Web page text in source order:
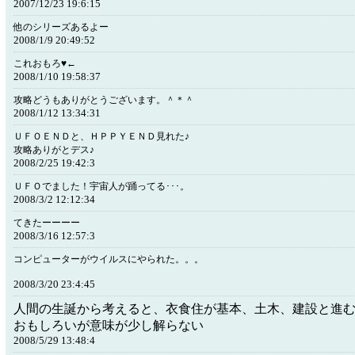
2007/12/23 19:6:15
他のシリーズあるよー
2008/1/9 20:49:52
これおもろ♥←
2008/1/10 19:58:37
攻略どうもありがとうございます。＾＊＾
2008/1/12 13:34:31
ＵＦＯＥＮＤと、ＨＰＰＹＥＮＤ見れた♪
攻略ありがとデス♪
2008/2/25 19:42:3
ＵＦＯでました！宇宙人が踊ってる･･･。
2008/3/2 12:12:34
てきたーーーー
2008/3/16 12:57:3
コンピューターがウイルスにやられた。。。
2008/3/20 23:4:45
人間の生誕から考えると、衣食住が基本、土木、建設と進む
おもしろいが意味が少し解らない
2008/5/29 13:48:4